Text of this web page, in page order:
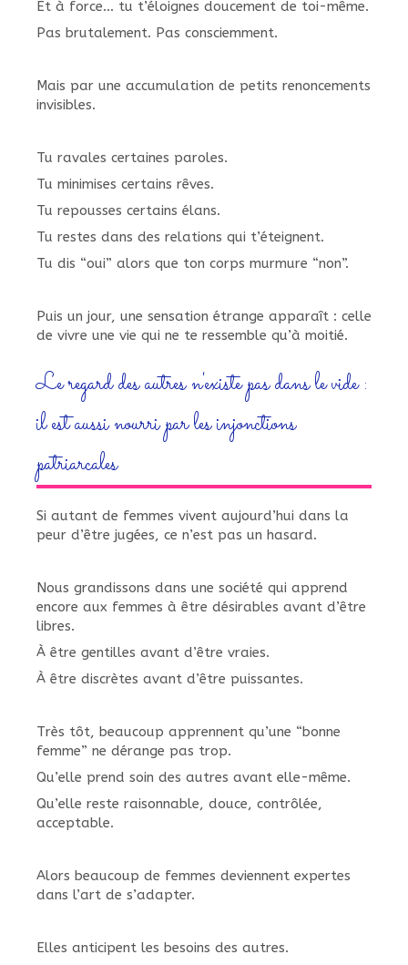
Et à force… tu t’éloignes doucement de toi-même.
Pas brutalement. Pas consciemment.
Mais par une accumulation de petits renoncements
invisibles.
Tu ravales certaines paroles.
Tu minimises certains rêves.
Tu repousses certains élans.
Tu restes dans des relations qui t’éteignent.
Tu dis “oui” alors que ton corps murmure “non”.
Puis un jour, une sensation étrange apparaît : celle
de vivre une vie qui ne te ressemble qu’à moitié.
Le regard des autres n'existe pas dans le vide :
il est aussi nourri par les injonctions
patriarcales
Si autant de femmes vivent aujourd’hui dans la
peur d’être jugées, ce n’est pas un hasard.
Nous grandissons dans une société qui apprend
encore aux femmes à être désirables avant d’être
libres.
À être gentilles avant d’être vraies.
À être discrètes avant d’être puissantes.
Très tôt, beaucoup apprennent qu’une “bonne
femme” ne dérange pas trop.
Qu’elle prend soin des autres avant elle-même.
Qu’elle reste raisonnable, douce, contrôlée,
acceptable.
Alors beaucoup de femmes deviennent expertes
dans l’art de s’adapter.
Elles anticipent les besoins des autres.